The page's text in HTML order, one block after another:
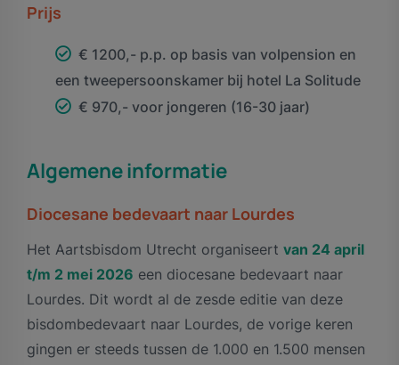
Prijs
€ 1200,- p.p. op basis van volpension en
een tweepersoonskamer bij hotel La Solitude
€ 970,- voor jongeren (16-30 jaar)
Algemene informatie
Diocesane bedevaart naar Lourdes
Het Aartsbisdom Utrecht organiseert van 24 april
t/m 2 mei 2026 een diocesane bedevaart naar
Lourdes. Dit wordt al de zesde editie van deze
bisdombedevaart naar Lourdes, de vorige keren
gingen er steeds tussen de 1.000 en 1.500 mensen